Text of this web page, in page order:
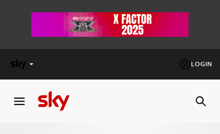
LOGIN
FACTOR